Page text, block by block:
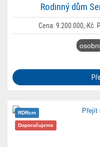
Rodinný dům
Cena: 9.200.000,-Kč.
RDRcm
Doporučujeme